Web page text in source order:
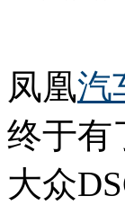
凤凰汽
终于有
大众